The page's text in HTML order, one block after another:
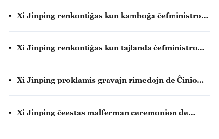
Xi Jinping renkontiĝas kun kamboĝa ĉefministro
Xi Jinping renkontiĝas kun tajlanda ĉefministro
Xi Jinping proklamis gravajn rimedojn de Ĉinio
Xi Jinping ĉeestas malferman ceremonion de